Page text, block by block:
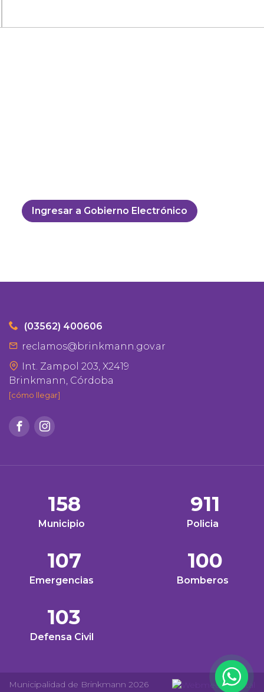
Ingresar a Gobierno Electrónico
(03562) 400606
reclamos@brinkmann.gov.ar
Int. Zampol 203, X2419
Brinkmann, Córdoba
[cómo llegar]
158
Municipio
911
Policia
107
Emergencias
100
Bomberos
103
Defensa Civil
Municipalidad de Brinkmann 2026